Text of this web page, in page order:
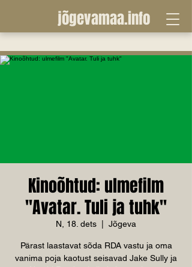
jõgevamaa.info
Kinoõhtud: ulmefilm
"Avatar. Tuli ja tuhk"
N, 18. dets Jõgeva
Pärast laastavat sõda RDA vastu ja oma
vanima poja kaotust seisavad Jake Sully ja